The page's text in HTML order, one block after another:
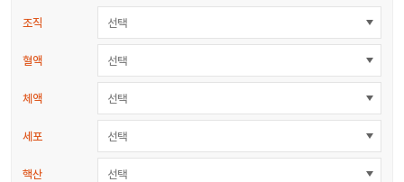
조직 선택
혈액 선택
체액 선택
세포 선택
핵산 선택